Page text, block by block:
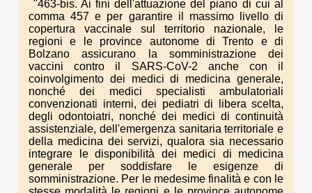
"463-bis. Ai fini dell'attuazione del piano di cui al
comma 457 e per garantire il massimo livello di
copertura vaccinale sul territorio nazionale, le
regioni e le province autonome di Trento e di
Bolzano assicurano la somministrazione dei
vaccini contro il SARS-CoV-2 anche con il
coinvolgimento dei medici di medicina generale,
nonché dei medici specialisti ambulatoriali
convenzionati interni, dei pediatri di libera scelta,
degli odontoiatri, nonché dei medici di continuità
assistenziale, dell'emergenza sanitaria territoriale e
della medicina dei servizi, qualora sia necessario
integrare le disponibilità dei medici di medicina
generale per soddisfare le esigenze di
somministrazione. Per le medesime finalità e con le